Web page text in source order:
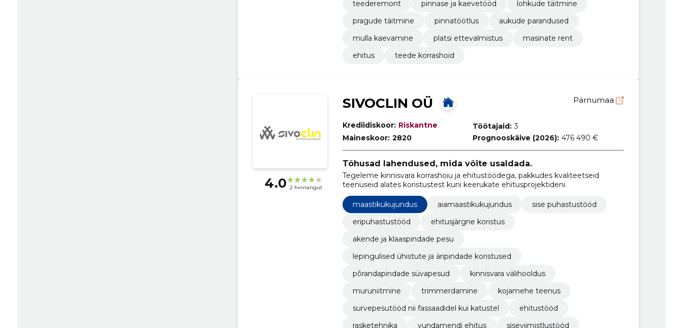
teederemont
pinnase ja kaevetööd
lohkude täitmine
pragude täitmine
pinnatöötlus
aukude parandused
mulla kaevamine
platsi ettevalmistus
masinate rent
ehitus
teede korrashoid
4.0 2 hinnangut
SIVOCLIN OÜ Pärnumaa
Krediidiskoor: Riskantne
Maineskoor: 2820
Töötajaid: 3
Prognooskäive (2026): 476 490 €
Tõhusad lahendused, mida võite usaldada.
Tegeleme kinnisvara korrashoiu ja ehitustöödega, pakkudes kvaliteetseid
teenuseid alates koristustest kuni keerukate ehitusprojektideni.
maastikukujundus aiamaastikukujundus
sise puhastustööd
eripuhastustööd
ehitusjärgne koristus
akende ja klaaspindade pesu
lepingulised ühistute ja äripindade koristused
põrandapindade süvapesud
kinnisvara välihooldus
muruniitmine
trimmerdamine
kojamehe teenus
survepesutööd nii fassaadidel kui katustel
ehitustööd
rasketehnika
vundamendi ehitus
siseviimistlustööd